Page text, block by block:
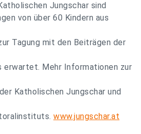
Jungschar sind
von über 60 Kindern aus
Tagung mit den Beiträgen der
Mehr Informationen zur
Katholischen Jungschar und
www.jungschar.at